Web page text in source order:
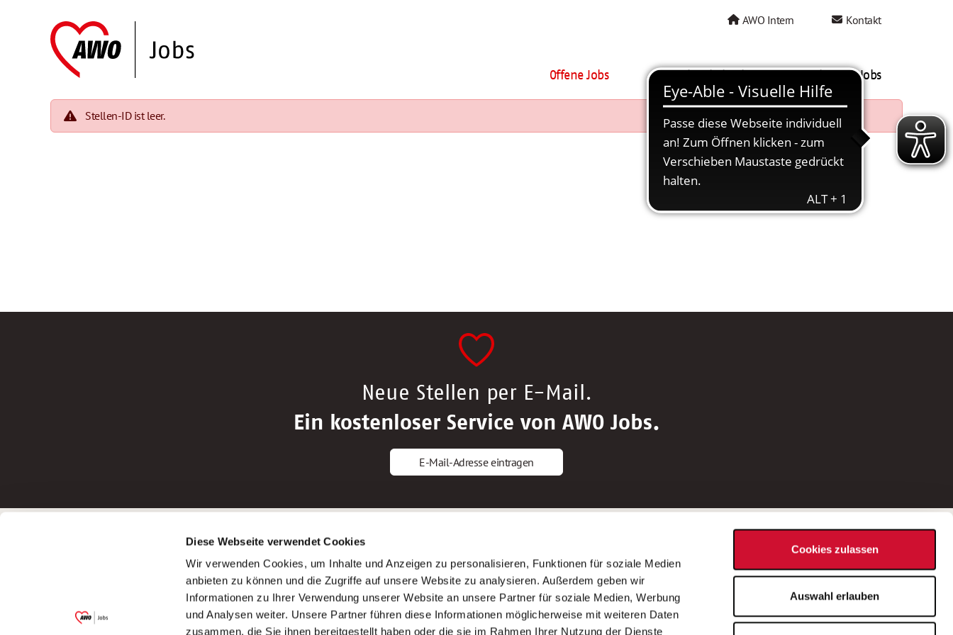
Diese Webseite verwendet Cookies
Wir verwenden Cookies, um Inhalte und Anzeigen zu personalisieren, Funktionen für soziale Medien
anbieten zu können und die Zugriffe auf unsere Website zu analysieren. Außerdem geben wir
Informationen zu Ihrer Verwendung unserer Website an unsere Partner für soziale Medien, Werbung
und Analysen weiter. Unsere Partner führen diese Informationen möglicherweise mit weiteren Daten
zusammen, die Sie ihnen bereitgestellt haben oder die sie im Rahmen Ihrer Nutzung der Dienste
Cookies zulassen
Auswahl erlauben
AWO Intern Kontakt
Offene Jobs AWO als Arbeitgeber Mein AWO Jobs
Stellen-ID ist leer.
Neue Stellen per E-Mail.
Ein kostenloser Service von AWO Jobs.
E-Mail-Adresse eintragen
Garitz Bewirtschaftungsbetriebe GmbH
(Ein Tochterunternehmen des AWO
Bezirksverbandes Unterfranken e.V.)
Bewerbungstipps
Bewerbung als Altenpfleger*in
Bewerbung als Krankenpfleger*in
Bewerbung als Altenpflegehelfer*in
Bewerbung als Erzieher*in
AWO Gliederungen nach Bundesland
Stellenangebote nach Bundesländern
Sitemap
Impressum
Datenschutz
Bei Fragen zu einer Stellenausschreibung
wenden Sie sich bitte an die*den in der
Stellenausschreibung genannte*n